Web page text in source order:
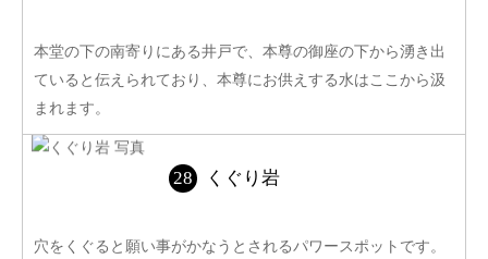
本堂の下の南寄りにある井戸で、本尊の御座の下から湧き出
ていると伝えられており、本尊にお供えする水はここから汲
まれます。
くぐり岩
穴をくぐると願い事がかなうとされるパワースポットです。